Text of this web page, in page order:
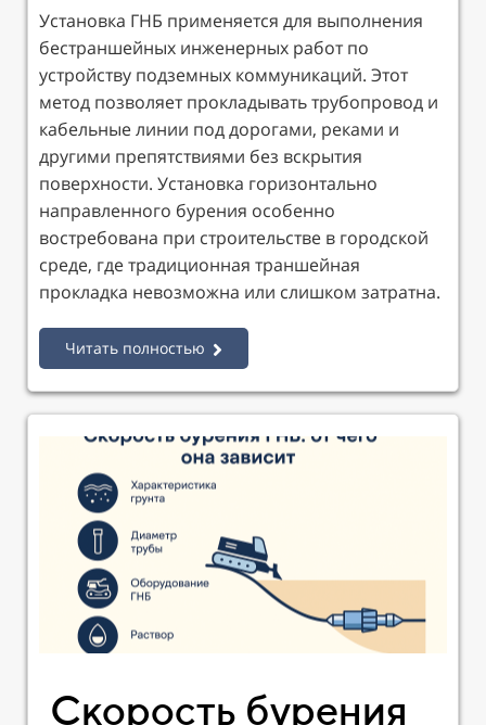
Установка ГНБ применяется для выполнения
бестраншейных инженерных работ по
устройству подземных коммуникаций. Этот
метод позволяет прокладывать трубопровод и
кабельные линии под дорогами, реками и
другими препятствиями без вскрытия
поверхности. Установка горизонтально
направленного бурения особенно
востребована при строительстве в городской
среде, где традиционная траншейная
прокладка невозможна или слишком затратна.
Читать полностью
Скорость бурения